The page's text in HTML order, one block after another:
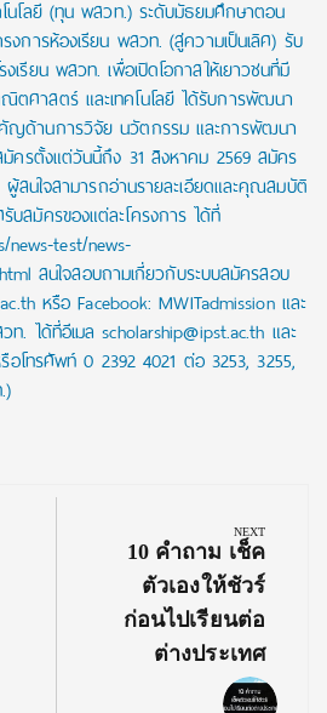
นโลยี (ทุน พสวท.) ระดับมัธยมศึกษาตอน
การห้องเรียน พสวท. (สู่ความเป็นเลิศ) รับ
เรียน พสวท. เพื่อเปิดโอกาสให้เยาวชนที่มี
ศาสตร์ และเทคโนโลยี ได้รับการพัฒนา
คัญด้านการวิจัย นวัตกรรม และการพัฒนา
มัครตั้งแต่วันนี้ถึง 31 สิงหาคม 2569 สมัคร
ผู้สนใจสามารถอ่านรายละเอียดและคุณสมบัติ
สมัครของแต่ละโครงการ ได้ที่
news-test/news-
สนใจสอบถามเกี่ยวกับระบบสมัครสอบ
หรือ Facebook: MWITadmission และ
. ได้ที่อีเมล scholarship@ipst.ac.th และ
อโทรศัพท์ 0 2392 4021 ต่อ 3253, 3255,
NEXT
Next
Post:
10 คำถาม เช็ค
ตัวเองให้ชัวร์
ก่อนไปเรียนต่อ
ต่างประเทศ